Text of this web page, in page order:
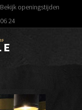
Bekijk openingstijden
24